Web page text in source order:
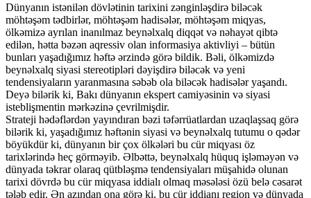
Dünyanın istənilən dövlətinin tarixini zənginləşdirə biləcək
möhtəşəm tədbirlər, möhtəşəm hadisələr, möhtəşəm miqyas,
ölkəmizə ayrılan inanılmaz beynəlxalq diqqət və nəhayət qibtə
edilən, hətta bəzən aqressiv olan informasiya aktivliyi – bütün
bunları yaşadığımız həftə ərzində görə bildik. Bəli, ölkəmizdə
beynəlxalq siyasi stereotipləri dəyişdirə biləcək və yeni
tendensiyaların yaranmasına səbəb ola biləcək hadisələr yaşandı.
Deyə bilərik ki, Bakı dünyanın ekspert camiyəsinin və siyasi
isteblişmentin mərkəzinə çevrilmişdir.
Strateji hədəflərdən yayındıran bəzi təfərrüatlardan uzaqlaşsaq görə
bilərik ki, yaşadığımız həftənin siyasi və beynəlxalq tutumu o qədər
böyükdür ki, dünyanın bir çox ölkələri bu cür miqyası öz
tarixlərində heç görməyib. Əlbəttə, beynəlxalq hüquq işləməyən və
dünyada təkrar olaraq qütbləşmə tendensiyaları müşahidə olunan
tarixi dövrdə bu cür miqyasa iddialı olmaq məsələsi özü belə cəsarət
tələb edir. Ən azından ona görə ki, bu cür iddianı region və dünyada